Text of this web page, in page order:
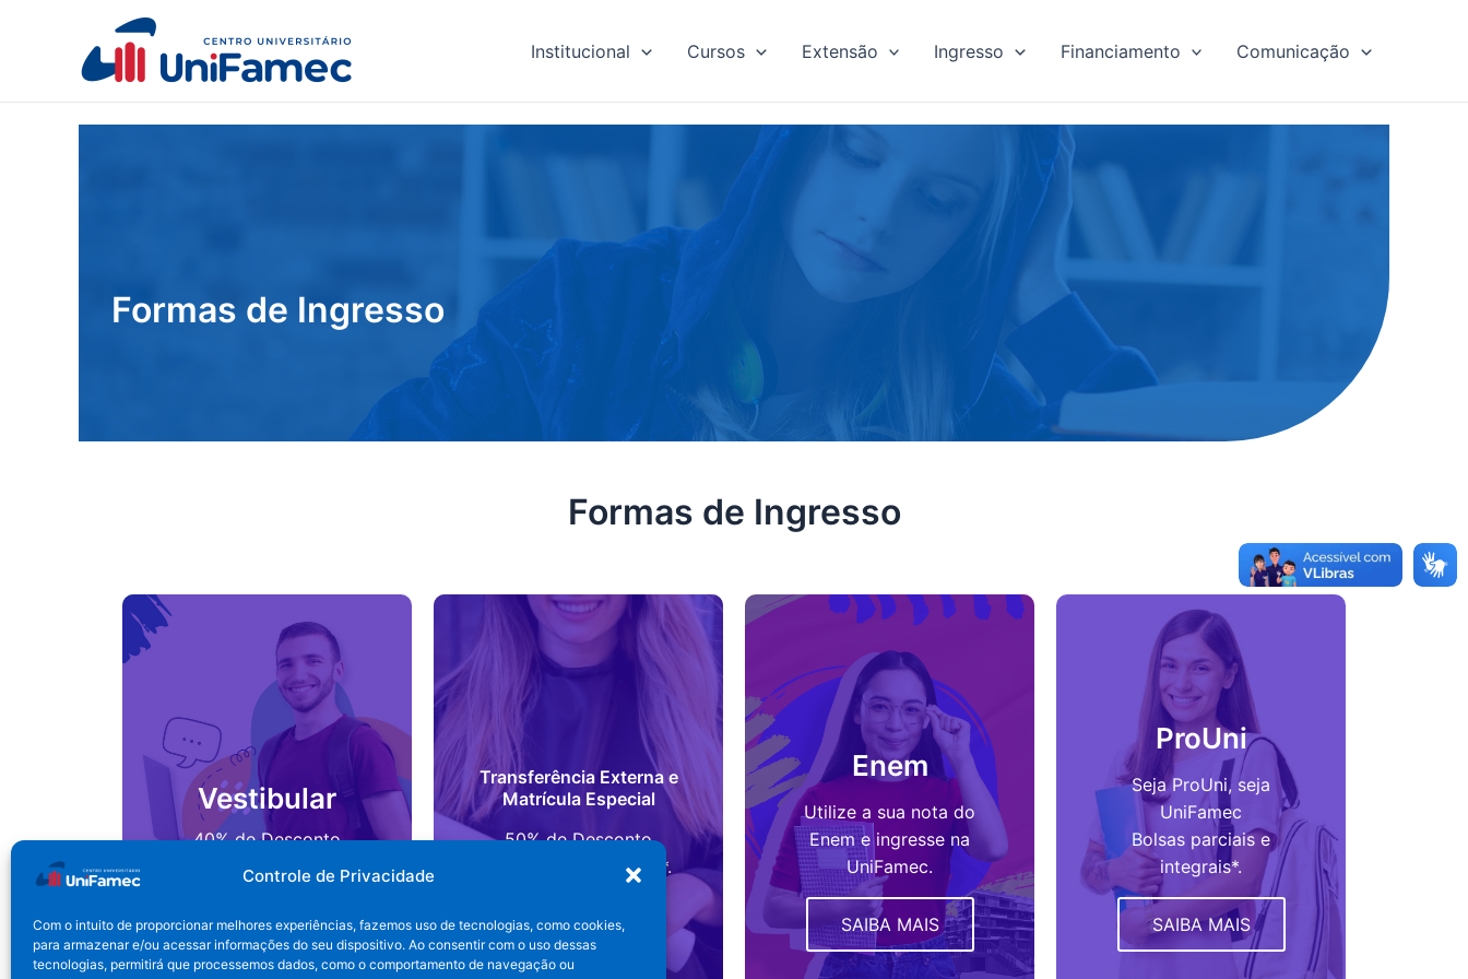
Controle de Privacidade
Com o intuito de proporcionar melhores experiências, fazemos uso de tecnologias, como cookies,
para armazenar e/ou acessar informações do seu dispositivo. Ao consentir com o uso dessas
tecnologias, permitirá que processemos dados, como o comportamento de navegação ou
Institucional Cursos Extensão Ingresso Financiamento Comunicação
Formas de Ingresso
Formas de Ingresso
Vestibular
40% de Desconto
durante todo o curso*.
INSCREVA-SE
Transferência Externa e
Matrícula Especial
50% de Desconto
durante todo o curso*.
SAIBA MAIS
Enem
Utilize a sua nota do
Enem e ingresse na
UniFamec.
SAIBA MAIS
ProUni
Seja ProUni, seja
UniFamec
Bolsas parciais e
integrais*.
SAIBA MAIS